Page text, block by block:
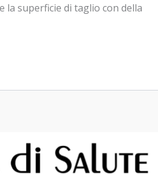
la superficie di taglio con della